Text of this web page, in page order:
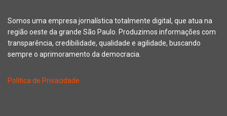
Somos uma empresa jornalística totalmente digital, que atua na
região oeste da grande São Paulo. Produzimos informações com
transparência, credibilidade, qualidade e agilidade, buscando
sempre o aprimoramento da democracia.
Política de Privacidade